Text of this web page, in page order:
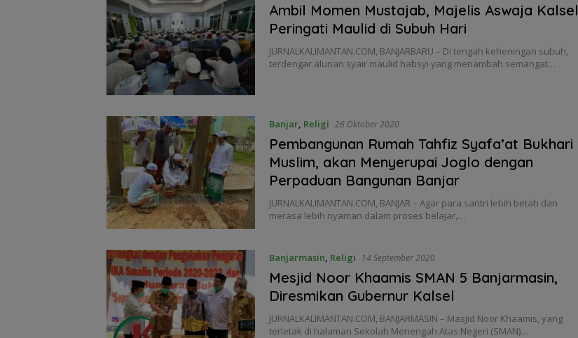
Ambil Momen Mustajab, Majelis Aswaja Kalsel
Peringati Maulid di Subuh Hari
JURNALKALIMANTAN.COM, BANJARBARU – Di tengah keheningan subuh,
terdengar alunan syair maulid habsyi yang menambah semangat…
Banjar, Religi 26 Oktober 2020
Pembangunan Rumah Tahfiz Syafa’at Bukhari
Muslim, akan Menyerupai Joglo dengan
Perpaduan Bangunan Banjar
JURNALKALIMANTAN.COM, BANJAR – Agar para santri lebih betah dan
merasa lebih nyaman dalam proses belajar,…
Banjarmasin, Religi 14 September 2020
Mesjid Noor Khaamis SMAN 5 Banjarmasin,
Diresmikan Gubernur Kalsel
JURNALKALIMANTAN.COM, BANJARMASIN – Masjid Noor Khaamis, yang
terletak di halaman Sekolah Menengah Atas Negeri (SMAN)…